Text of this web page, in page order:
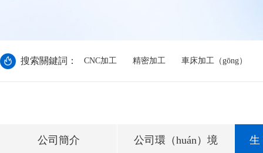
搜索關鍵詞： CNC加工 精密加工 車床加工（gōng）
公司簡介 公司環（huán）境 生